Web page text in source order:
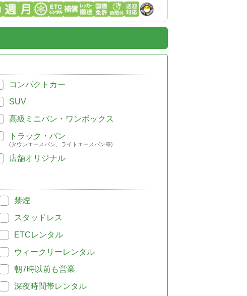
コンパクトカー
SUV
高級ミニバン・ワンボックス
トラック・バン
(タウンエースバン、ライトエースバン等)
店舗オリジナル
禁煙
スタッドレス
ETCレンタル
ウィークリーレンタル
朝7時以前も営業
深夜時間帯レンタル